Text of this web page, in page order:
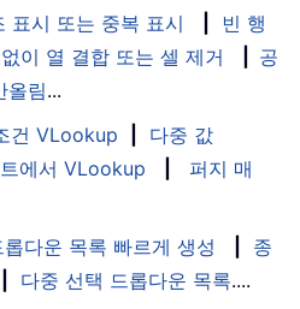
표시 또는 중복 표시
빈 행
이 열 결합 또는 셀 제거
공
올림...
건 VLookup
다중 값
에서 VLookup
퍼지 매
롭다운 목록 빠르게 생성
종
다중 선택 드롭다운 목록....